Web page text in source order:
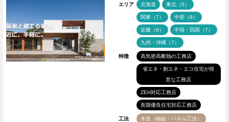
エリア 北海道 東北（5）
関東（7） 中部（9）
近畿（6） 中国・四国（7）
九州・沖縄（7）
特徴 高気密高断熱の工務店
省エネ・創エネ・エコ住宅が得
意な工務店
ZEH対応工務店
長期優良住宅対応工務店
工法 木造（軸組・パネル工法）